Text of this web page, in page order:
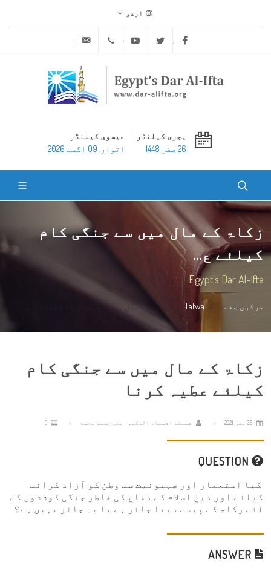
اردو
Facebook
Twitter
Youtube
ہجری کیلنڈر
26 صفر 1448
عیسوی کیلنڈر
اتوار, 09 اگست 2026
زکاۃ کے مال میں سے جنگی کام
کیلئے ع...
Egypt's Dar Al-Ifta
مرکزی صفحہ Fatwa زکاۃ کے مال میں سے جنگی کام کیلئے ع...
زکاۃ کے مال میں سے جنگی کام
کیلئے عطیہ کرنا
فضيلة الأستاذ الدكتور علي جمعة محمد
کیا استعمار اور صہیونیت سے وطن کو آزاد کرانے
کیلئے اور دینِ اسلام کے دفاع کی خاطر جنگی کوششوں کے
لئے زکاۃ کے پیسے دینا جائز ہے یا یہ جائز نہیں ہے؟